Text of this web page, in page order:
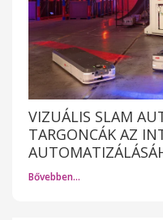
VIZUÁLIS SLAM
TARGONCÁK AZ
Bővebben…